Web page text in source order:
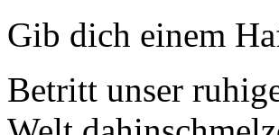
Gib dich einem
Betritt unser